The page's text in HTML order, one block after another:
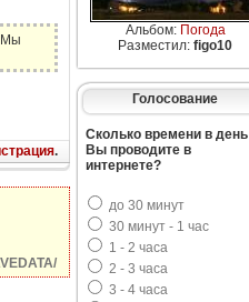
Мы
.
Альбом: Погода
Разместил: figo10
Голосование
Сколько времени в день
Вы проводите в
интернете?
до 30 минут
30 минут - 1 час
1 - 2 часа
2 - 3 часа
3 - 4 часа